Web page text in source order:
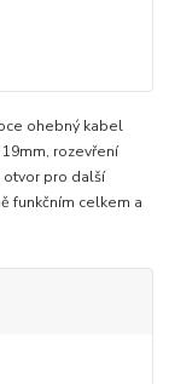
ohebný kabel
rozevření
otvor pro další
funkčním celkem a